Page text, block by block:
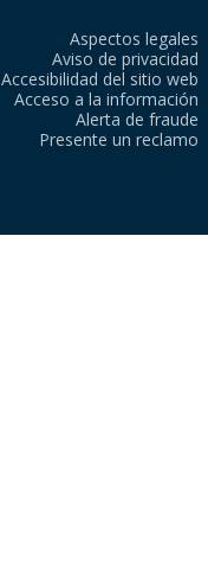
Aspectos legales
Aviso de privacidad
Accesibilidad del sitio web
Acceso a la información
Alerta de fraude
Presente un reclamo